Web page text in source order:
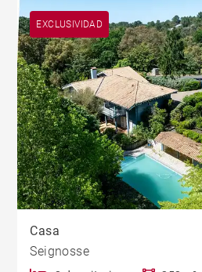
EXCLUSIVIDAD
Casa
Seignosse